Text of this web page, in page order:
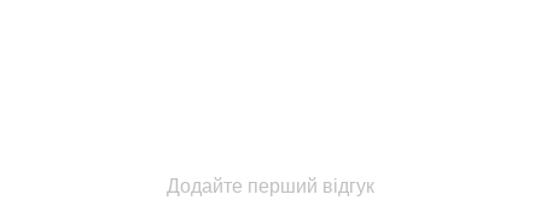
Додайте перший відгук